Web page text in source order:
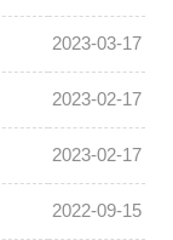
2023-03-17
2023-02-17
2023-02-17
2022-09-15